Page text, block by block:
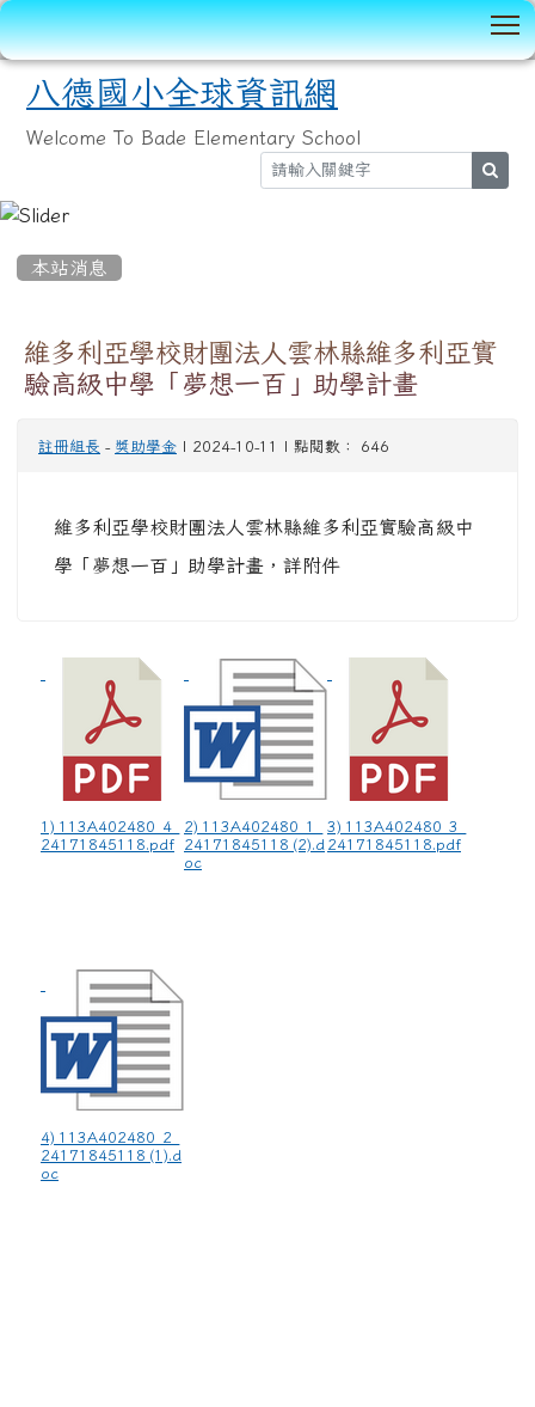
八德國小全球資訊網
Welcome To Bade Elementary School
本站消息
維多利亞學校財團法人雲林縣維多利亞實
驗高級中學「夢想一百」助學計畫
註冊組長 - 獎助學金 | 2024-10-11 | 點閱數： 646
維多利亞學校財團法人雲林縣維多利亞實驗高級中
學「夢想一百」助學計畫，詳附件
1) 113A402480_4_
24171845118.pdf
2) 113A402480_1_
24171845118 (2).d
oc
3) 113A402480_3_
24171845118.pdf
4) 113A402480_2_
24171845118 (1).d
oc